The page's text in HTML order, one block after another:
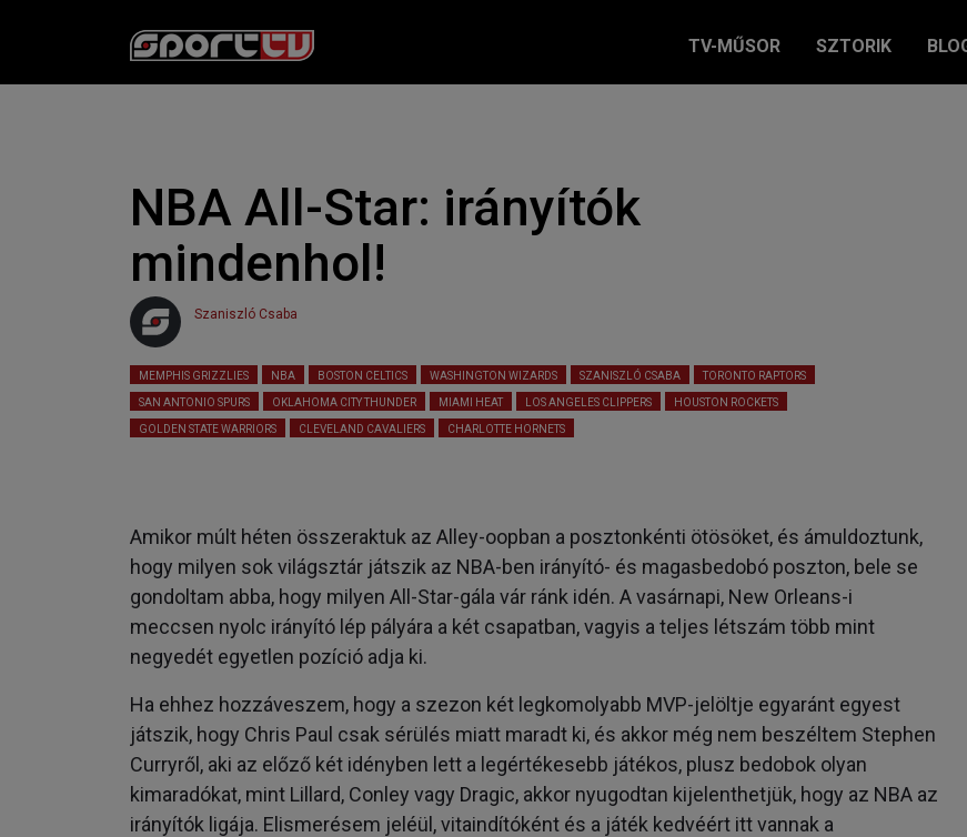
TV-MŰSOR SZTORIK
NBA All-Star: irányítók
mindenhol!
Szaniszló Csaba
MEMPHIS GRIZZLIES NBA BOSTON CELTICS WASHINGTON WIZARDS SZANISZLÓ CSABA TORONTO RAPTORS
SAN ANTONIO SPURS OKLAHOMA CITY THUNDER MIAMI HEAT LOS ANGELES CLIPPERS HOUSTON ROCKETS
GOLDEN STATE WARRIORS CLEVELAND CAVALIERS CHARLOTTE HORNETS
Amikor múlt héten összeraktuk az Alley-oopban a posztonkénti ötösöket, és ámuldoztunk,
hogy milyen sok világsztár játszik az NBA-ben irányító- és magasbedobó poszton, bele se
gondoltam abba, hogy milyen All-Star-gála vár ránk idén. A vasárnapi, New Orleans-i
meccsen nyolc irányító lép pályára a két csapatban, vagyis a teljes létszám több mint
negyedét egyetlen pozíció adja ki.
Ha ehhez hozzáveszem, hogy a szezon két legkomolyabb MVP-jelöltje egyaránt egyest
játszik, hogy Chris Paul csak sérülés miatt maradt ki, és akkor még nem beszéltem Stephen
Curryről, aki az előző két idényben lett a legértékesebb játékos, plusz bedobok olyan
kimaradókat, mint Lillard, Conley vagy Dragic, akkor nyugodtan kijelenthetjük, hogy az NBA az
irányítók ligája. Elismerésem jeléül, vitaindítóként és a játék kedvéért itt vannak a